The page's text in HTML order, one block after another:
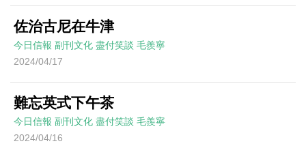
佐治古尼在牛津
今日信報 副刊文化 盡付笑談 毛羨寧
2024/04/17
難忘英式下午茶
今日信報 副刊文化 盡付笑談 毛羨寧
2024/04/16